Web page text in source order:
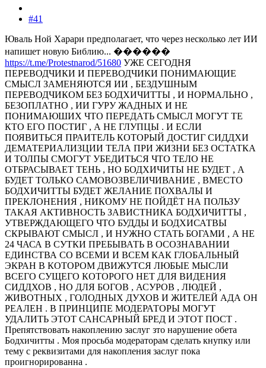
#41
Юваль Ной Харари предполагает, что через несколько лет ИИ
напишет новую Библию... ������
https://t.me/Protestnarod/51680 УЖЕ СЕГОДНЯ
ПЕРЕВОДЧИКИ И ПЕРЕВОДЧИКИ ПОНИМАЮЩИЕ
СМЫСЛ ЗАМЕНЯЮТСЯ ИИ , БЕЗДУШНЫМ
ПЕРЕВОДЧИКОМ БЕЗ БОДХИЧИТТЫ , И НОРМАЛЬНО ,
БЕЗОПЛАТНО , ИИ ГУРУ ЖАДНЫХ И НЕ
ПОНИМАЮШИХ ЧТО ПЕРЕДАТЬ СМЫСЛ МОГУТ ТЕ
КТО ЕГО ПОСТИГ , А НЕ ГЛУПЦЫ . И ЕСЛИ
ПОЯВИТЬСЯ ПРАИТЕЛЬ КОТОРЫЙ ДОСТИГ СИДДХИ
ДЕМАТЕРИАЛИЗЦИИ ТЕЛА ПРИ ЖИЗНИ БЕЗ ОСТАТКА
И ТОЛПЫ СМОГУТ УБЕДИТЬСЯ ЧТО ТЕЛО НЕ
ОТБРАСЫВАЕТ ТЕНЬ , НО БОДХИЧИТЫ НЕ БУДЕТ , А
БУДЕТ ТОЛЬКО САМОВОЗВЕЛИЧИВАНИЕ , ВМЕСТО
БОДХИЧИТТЫ БУДЕТ ЖЕЛАНИЕ ПОХВАЛЫ И
ПРЕКЛОНЕНИЯ , НИКОМУ НЕ ПОЙДЁТ НА ПОЛЬЗУ
ТАКАЯ АКТИВНОСТЬ ЗАВИСТНИКА БОДХИЧИТТЫ ,
УТВЕРЖДАЮЩЕГО ЧТО БУДДЫ И БОДХИСАТВЫ
СКРЫВАЮТ СМЫСЛ , И НУЖНО СТАТЬ БОГАМИ , А НЕ
24 ЧАСА В СУТКИ ПРЕБЫВАТЬ В ОСОЗНАВАНИИ
ЕДИНСТВА СО ВСЕМИ И ВСЕМ КАК ГЛОБАЛЬНЫЙ
ЭКРАН В КОТОРОМ ДВИЖУТСЯ ЛЮБЫЕ МЫСЛИ
ВСЕГО СУЩЕГО КОТОРОГО НЕТ ДЛЯ ВИДЕНИЯ
СИДДХОВ , НО ДЛЯ БОГОВ , АСУРОВ , ЛЮДЕЙ ,
ЖИВОТНЫХ , ГОЛОДНЫХ ДУХОВ И ЖИТЕЛЕЙ АДА ОН
РЕАЛЕН . В ПРИНЦИПЕ МОДЕРАТОРЫ МОГУТ
УДАЛИТЬ ЭТОТ САНСАРНЫЙ БРЕД И ЭТОТ ПОСТ .
Препятствовать накоплению заслуг зто нарушение обета
Бодхичитты . Моя просьба модераторам сделать кнупку или
тему с реквизитами для накопления заслуг пока
проигнорированна .